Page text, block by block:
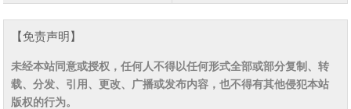
【免责声明】
未经本站同意或授权，任何人不得以任何形式全部或部分复制、转
载、分发、引用、更改、广播或发布内容，也不得有其他侵犯本站
版权的行为。